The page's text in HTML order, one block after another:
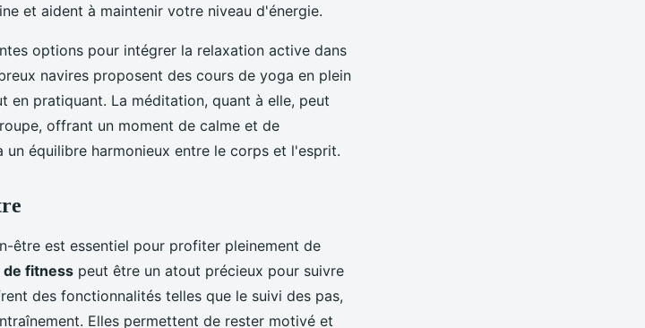
et aident à maintenir votre niveau d'énergie.
options pour intégrer la relaxation active dans
navires proposent des cours de yoga en plein
pratiquant. La méditation, quant à elle, peut
offrant un moment de calme et de
équilibre harmonieux entre le corps et l'esprit.
être est essentiel pour profiter pleinement de
de fitness peut être un atout précieux pour suivre
des fonctionnalités telles que le suivi des pas,
Elles permettent de rester motivé et